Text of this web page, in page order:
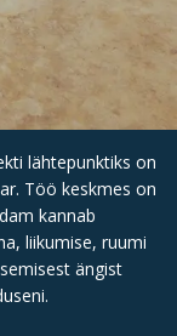
lähtepunktiks on
Töö keskmes on
kannab
liikumise, ruumi
ängist